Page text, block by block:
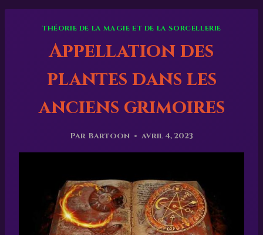
THÉORIE DE LA MAGIE ET DE LA SORCELLERIE
Appellation des
plantes dans les
anciens grimoires
Par Bartoon avril 4, 2023